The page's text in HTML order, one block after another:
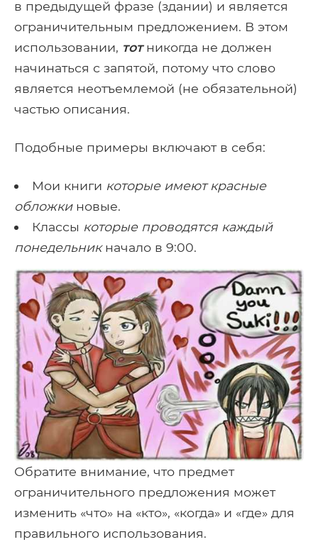
в предыдущей фразе (здании) и является
ограничительным предложением. В этом
использовании, тотникогда не должен
начинаться с запятой, потому что слово
является неотъемлемой (не обязательной)
частью описания.
Подобные примеры включают в себя:
Мои книги которые имеют красные
обложкиновые.
Классы которые проводятся каждый
понедельникначало в 9:00.
Обратите внимание, что предмет
ограничительного предложения может
изменить «что» на «кто», «когда» и «где» для
правильного использования.